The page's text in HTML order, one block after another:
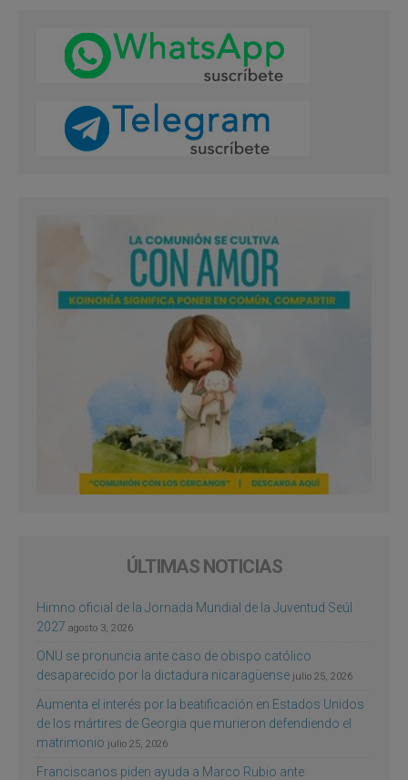
ÚLTIMAS NOTICIAS
Himno oficial de la Jornada Mundial de la Juventud Seúl
2027 agosto 3, 2026
ONU se pronuncia ante caso de obispo católico
desaparecido por la dictadura nicaragüense julio 25, 2026
Aumenta el interés por la beatificación en Estados Unidos
de los mártires de Georgia que murieron defendiendo el
matrimonio julio 25, 2026
Franciscanos piden ayuda a Marco Rubio ante